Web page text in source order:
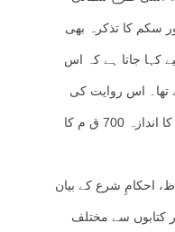
سکم کا تذکرہ بھی
کہا جاتا ہے کہ اس
اس روایت کی
تاریخ کے متعلق گراف اور ولہاسن کا اندازہ 700 ق م کا
احکامِ شرع کے بیان
کتابوں سے مختلف